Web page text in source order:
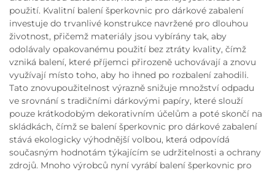
použití. Kvalitní balení šperkovnic pro dárkové zabalení
investuje do trvanlivé konstrukce navržené pro dlouhou
životnost, přičemž materiály jsou vybírány tak, aby
odolávaly opakovanému použití bez ztráty kvality, čímž
vzniká balení, které příjemci přirozeně uchovávají a znovu
využívají místo toho, aby ho ihned po rozbalení zahodili.
Tato znovupoužitelnost výrazně snižuje množství odpadu
ve srovnání s tradičními dárkovými papíry, které slouží
pouze krátkodobým dekorativním účelům a poté skončí na
skládkách, čímž se balení šperkovnic pro dárkové zabalení
stává ekologicky výhodnější volbou, která odpovídá
současným hodnotám týkajícím se udržitelnosti a ochrany
zdrojů. Mnoho výrobců nyní vyrábí balení šperkovnic pro